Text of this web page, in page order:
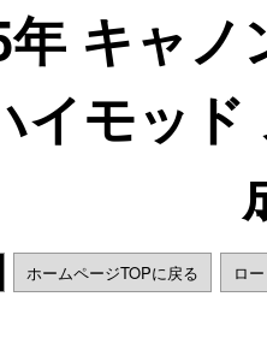
年 キャ
イモッ
ホームページTOPに戻る
ロ